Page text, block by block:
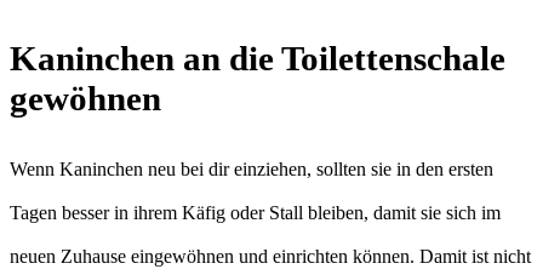
Kaninchen an die Toilettenschale
gewöhnen
Wenn Kaninchen neu bei dir einziehen, sollten sie in den ersten
Tagen besser in ihrem Käfig oder Stall bleiben, damit sie sich im
neuen Zuhause eingewöhnen und einrichten können. Damit ist nicht